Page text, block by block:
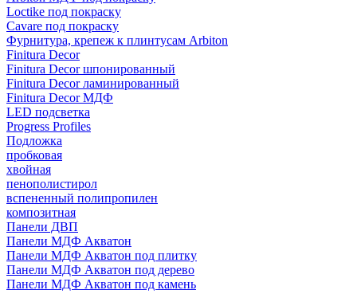
Loctike под покраску
Cavare под покраску
Фурнитура, крепеж к плинтусам Arbiton
Finitura Decor
Finitura Decor шпонированный
Finitura Decor ламинированный
Finitura Decor МДФ
LED подсветка
Progress Profiles
Подложка
пробковая
хвойная
пенополистирол
вспененный полипропилен
композитная
Панели ДВП
Панели МДФ Акватон
Панели МДФ Акватон под плитку
Панели МДФ Акватон под дерево
Панели МДФ Акватон под камень